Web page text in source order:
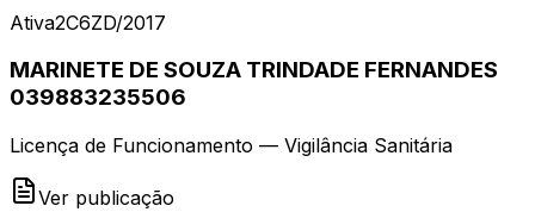
Ativa2C6ZD/2017
MARINETE DE SOUZA TRINDADE FERNANDES
039883235506
Licença de Funcionamento — Vigilância Sanitária
Ver publicação